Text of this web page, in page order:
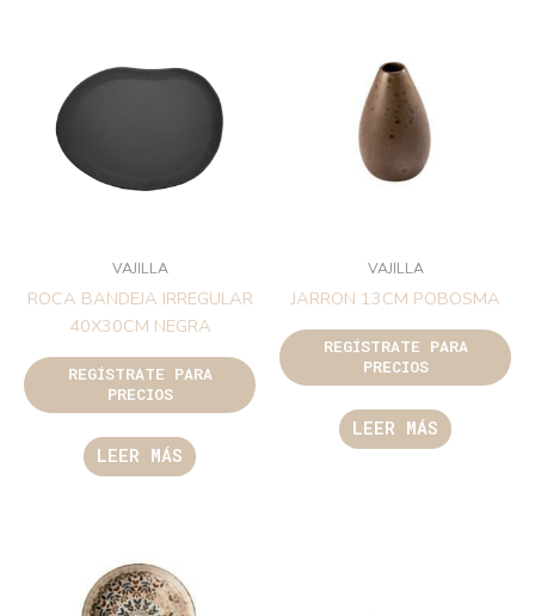
VAJILLA
ROCA BANDEJA IRREGULAR
40X30CM NEGRA
REGÍSTRATE PARA
PRECIOS
LEER MÁS
VAJILLA
JARRON 13CM POBOSMA
REGÍSTRATE PARA
PRECIOS
LEER MÁS